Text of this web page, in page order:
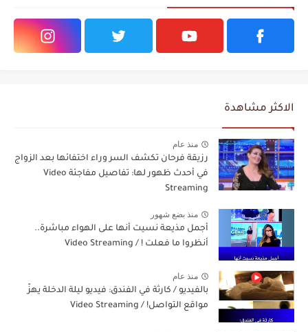
الاكثر مشاهدة
منذ عام
رزيقة فرحان تكشف السر وراء اختفائها بعد الزواج
في أحدث ظهور لها: تفاصيل مفاجئة Video
Streaming
منذ بضع شهور
أجمل مذيعة نسيت أنها على الهواء مباشرة..
أنظروا ما فعلت ! / Video Streaming
منذ عام
بالفيديو / كارثة في الفندق: فيديو ليلة الدخلة يهزّ
مواقع التواصل! / Video Streaming